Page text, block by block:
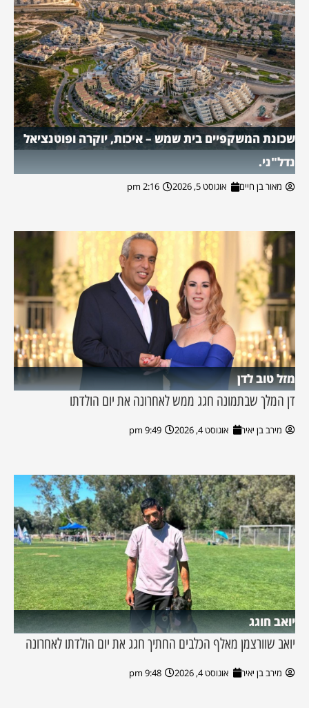
שכונת המשקפיים בית שמש – איכות, יוקרה ופוטנציאל
נדל"ני.
מאור בן חיים אוגוסט 5, 2026 2:16 pm
מזל טוב לדן
דן המלך שבתמונה חגג ממש לאחרונה את יום הולדתו
מירב בן יאיר אוגוסט 4, 2026 9:49 pm
יואב חוגג
יואב שוורצמן מאלף הכלבים החתיך חגג את יום הולדתו לאחרונה
מירב בן יאיר אוגוסט 4, 2026 9:48 pm